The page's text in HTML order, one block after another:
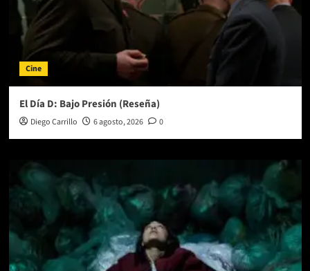
Cine
El Día D: Bajo Presión (Reseña)
Diego Carrillo 6 agosto, 2026 0